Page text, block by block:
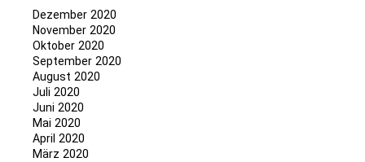
Dezember 2020
November 2020
Oktober 2020
September 2020
August 2020
Juli 2020
Juni 2020
Mai 2020
April 2020
März 2020